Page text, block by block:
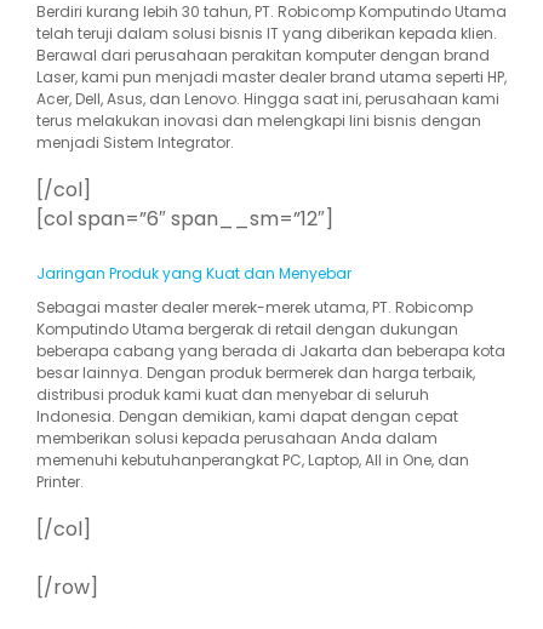
Berdiri kurang lebih 30 tahun, PT. Robicomp Komputindo Utama
telah teruji dalam solusi bisnis IT yang diberikan kepada klien.
Berawal dari perusahaan perakitan komputer dengan brand
Laser, kami pun menjadi master dealer brand utama seperti HP,
Acer, Dell, Asus, dan Lenovo. Hingga saat ini, perusahaan kami
terus melakukan inovasi dan melengkapi lini bisnis dengan
menjadi Sistem Integrator.
[/col]
[col span=”6″ span__sm=”12″]
Jaringan Produk yang Kuat dan Menyebar
Sebagai master dealer merek-merek utama, PT. Robicomp
Komputindo Utama bergerak di retail dengan dukungan
beberapa cabang yang berada di Jakarta dan beberapa kota
besar lainnya. Dengan produk bermerek dan harga terbaik,
distribusi produk kami kuat dan menyebar di seluruh
Indonesia. Dengan demikian, kami dapat dengan cepat
memberikan solusi kepada perusahaan Anda dalam
memenuhi kebutuhanperangkat PC, Laptop, All in One, dan
Printer.
[/col]
[/row]